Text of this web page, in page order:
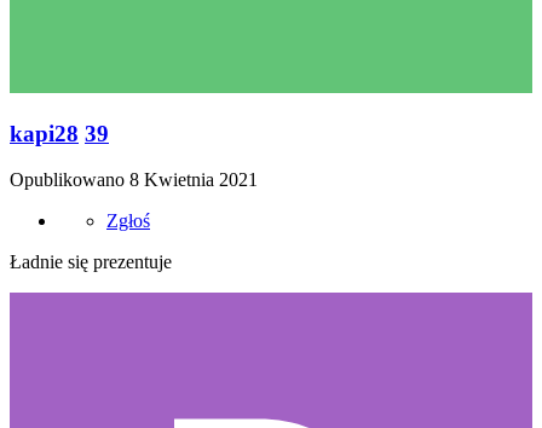
kapi28 39
Opublikowano 8 Kwietnia 2021
Zgłoś
Ładnie się prezentuje